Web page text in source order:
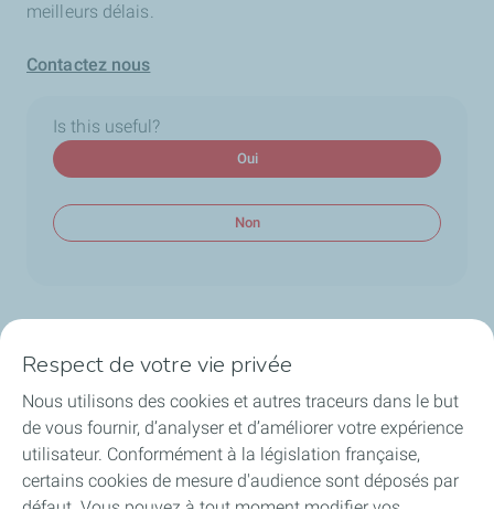
meilleurs délais.
Contactez nous
Is this useful?
Oui
Non
Sujets principaux
Candidature
Focus Jeunes
Questions techniques
Respect de votre vie privée
Nous utilisons des cookies et autres traceurs dans le but
de vous fournir, d’analyser et d’améliorer votre expérience
utilisateur. Conformément à la législation française,
certains cookies de mesure d'audience sont déposés par
défaut. Vous pouvez à tout moment modifier vos